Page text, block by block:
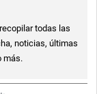
todas las
noticias, últimas
más.